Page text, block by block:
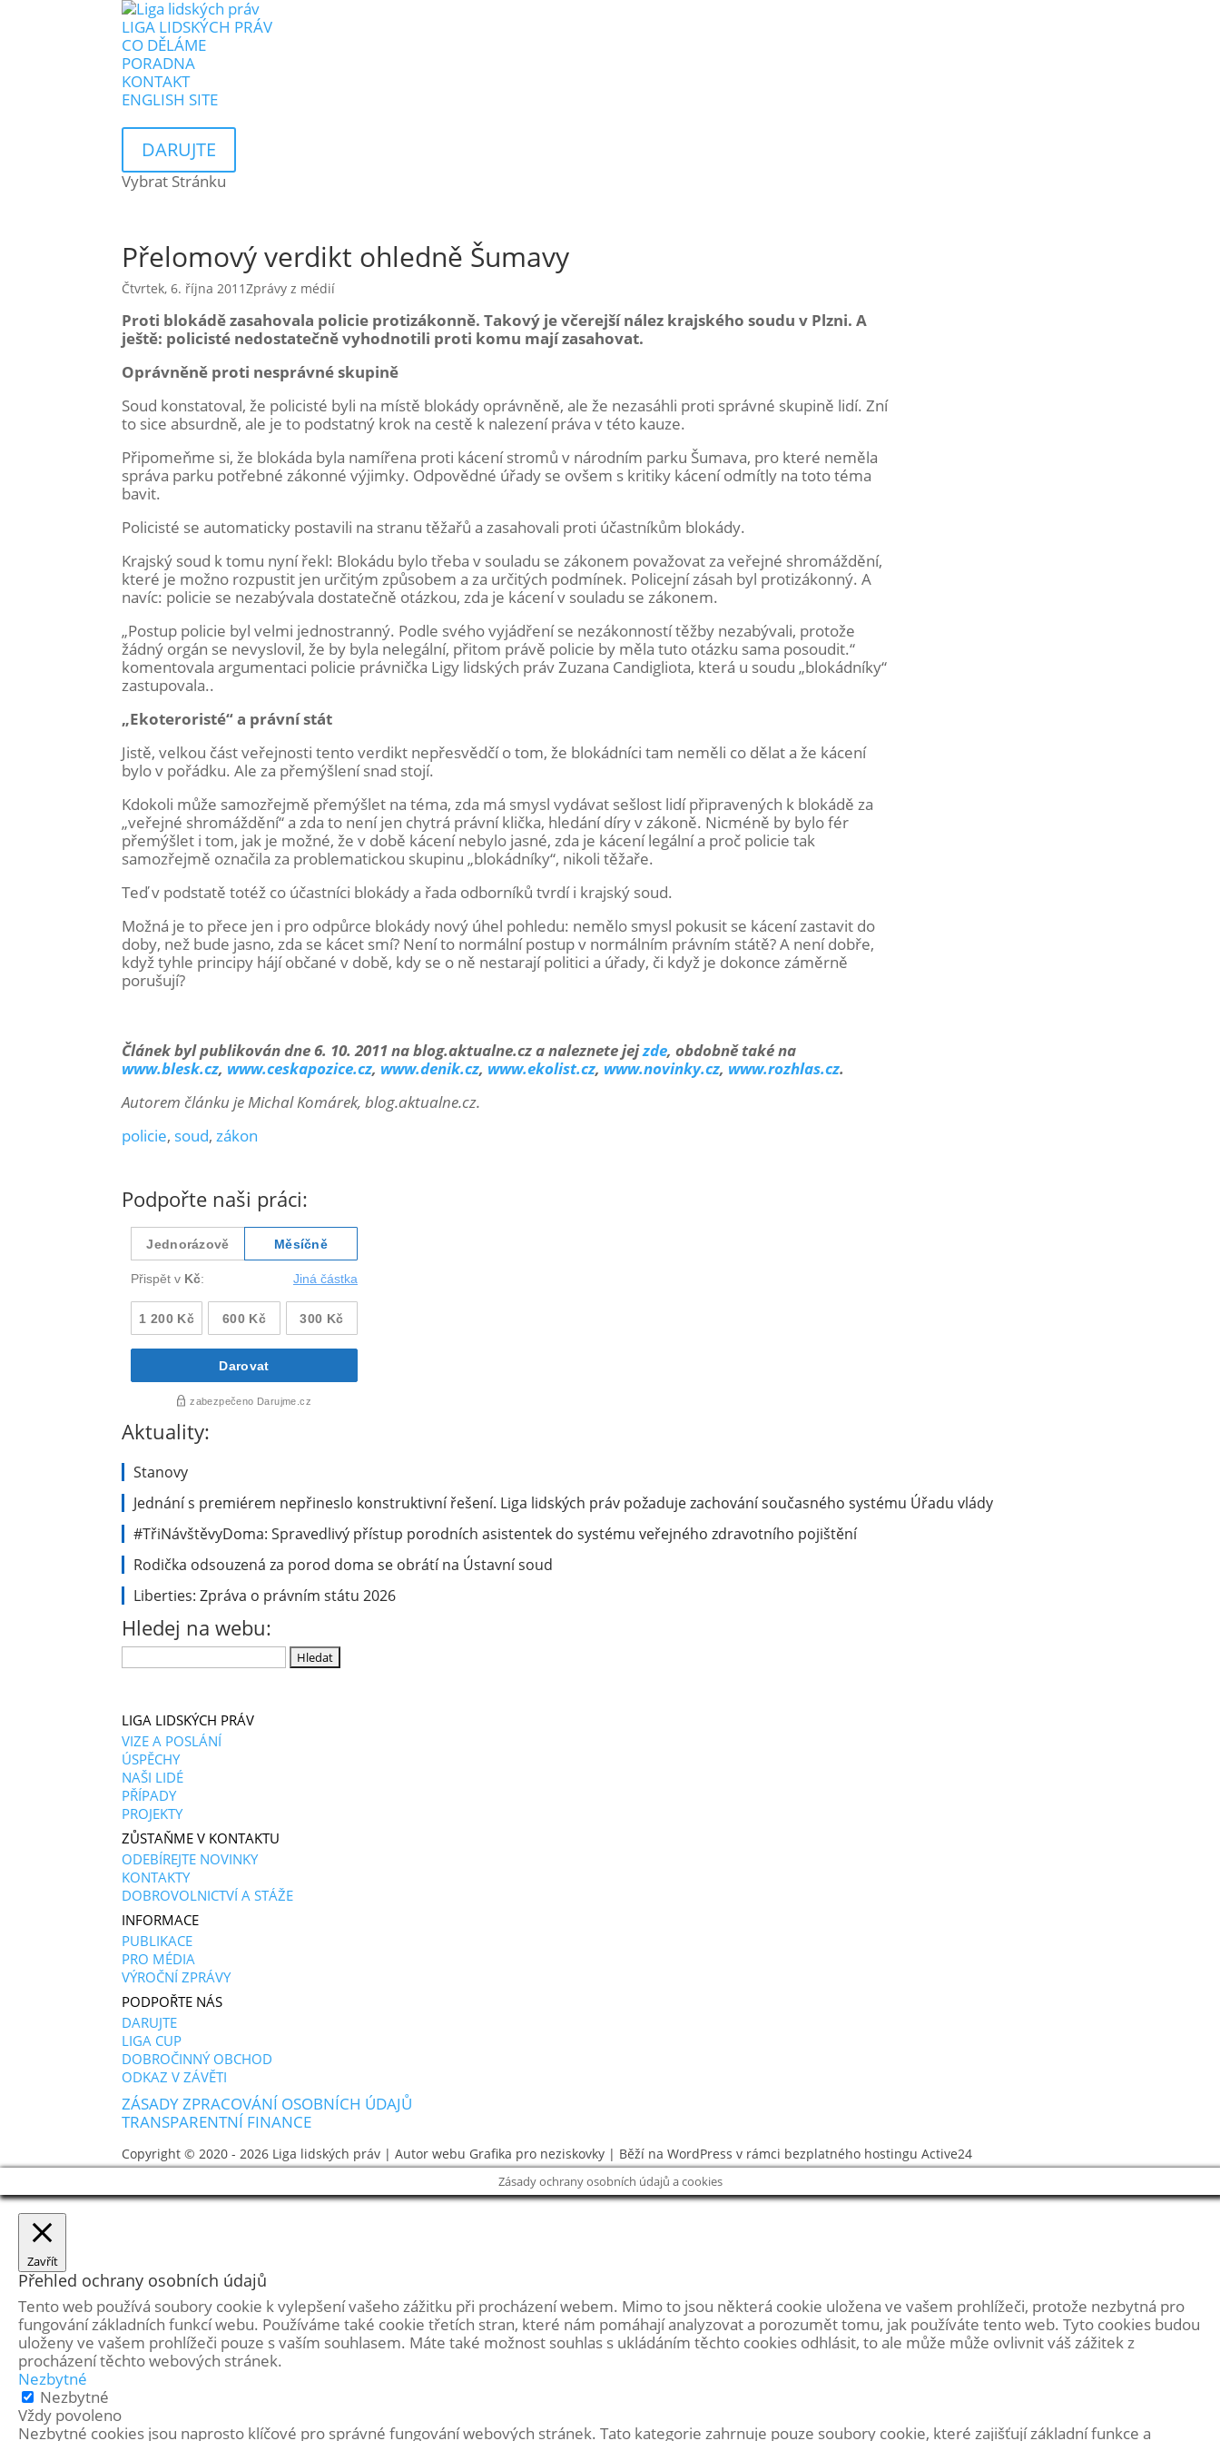
LIGA LIDSKÝCH PRÁV
CO DĚLÁME
PORADNA
KONTAKT
ENGLISH SITE
DARUJTE
Vybrat Stránku
Přelomový verdikt ohledně Šumavy
Čtvrtek, 6. října 2011Zprávy z médií
Proti blokádě zasahovala policie protizákonně. Takový je včerejší nález krajského soudu v Plzni. A
ještě: policisté nedostatečně vyhodnotili proti komu mají zasahovat.
Oprávněně proti nesprávné skupině
Soud konstatoval, že policisté byli na místě blokády oprávněně, ale že nezasáhli proti správné skupině lidí. Zní
to sice absurdně, ale je to podstatný krok na cestě k nalezení práva v této kauze.
Připomeňme si, že blokáda byla namířena proti kácení stromů v národním parku Šumava, pro které neměla
správa parku potřebné zákonné výjimky. Odpovědné úřady se ovšem s kritiky kácení odmítly na toto téma
bavit.
Policisté se automaticky postavili na stranu těžařů a zasahovali proti účastníkům blokády.
Krajský soud k tomu nyní řekl: Blokádu bylo třeba v souladu se zákonem považovat za veřejné shromáždění,
které je možno rozpustit jen určitým způsobem a za určitých podmínek. Policejní zásah byl protizákonný. A
navíc: policie se nezabývala dostatečně otázkou, zda je kácení v souladu se zákonem.
„Postup policie byl velmi jednostranný. Podle svého vyjádření se nezákonností těžby nezabývali, protože
žádný orgán se nevyslovil, že by byla nelegální, přitom právě policie by měla tuto otázku sama posoudit.“
komentovala argumentaci policie právnička Ligy lidských práv Zuzana Candigliota, která u soudu „blokádníky“
zastupovala..
„Ekoteroristé“ a právní stát
Jistě, velkou část veřejnosti tento verdikt nepřesvědčí o tom, že blokádníci tam neměli co dělat a že kácení
bylo v pořádku. Ale za přemýšlení snad stojí.
Kdokoli může samozřejmě přemýšlet na téma, zda má smysl vydávat sešlost lidí připravených k blokádě za
„veřejné shromáždění“ a zda to není jen chytrá právní klička, hledání díry v zákoně. Nicméně by bylo fér
přemýšlet i tom, jak je možné, že v době kácení nebylo jasné, zda je kácení legální a proč policie tak
samozřejmě označila za problematickou skupinu „blokádníky“, nikoli těžaře.
Teď v podstatě totéž co účastníci blokády a řada odborníků tvrdí i krajský soud.
Možná je to přece jen i pro odpůrce blokády nový úhel pohledu: nemělo smysl pokusit se kácení zastavit do
doby, než bude jasno, zda se kácet smí? Není to normální postup v normálním právním státě? A není dobře,
když tyhle principy hájí občané v době, kdy se o ně nestarají politici a úřady, či když je dokonce záměrně
porušují?
Článek byl publikován dne 6. 10. 2011 na blog.aktualne.cz a naleznete jejzde, obdobně také na
www.blesk.cz, www.ceskapozice.cz, www.denik.cz, www.ekolist.cz, www.novinky.cz, www.rozhlas.cz.
Autorem článku je Michal Komárek, blog.aktualne.cz.
policie, soud,zákon
Podpořte naši práci:
Aktuality:
Stanovy
Jednání s premiérem nepřineslo konstruktivní řešení. Liga lidských práv požaduje zachování současného systému Úřadu vlády
#TřiNávštěvyDoma: Spravedlivý přístup porodních asistentek do systému veřejného zdravotního pojištění
Rodička odsouzená za porod doma se obrátí na Ústavní soud
Liberties: Zpráva o právním státu 2026
Hledej na webu:
Vyhledávání
LIGA LIDSKÝCH PRÁV
VIZE A POSLÁNÍ
ÚSPĚCHY
NAŠI LIDÉ
PŘÍPADY
PROJEKTY
ZŮSTAŇME V KONTAKTU
ODEBÍREJTE NOVINKY
KONTAKTY
DOBROVOLNICTVÍ A STÁŽE
INFORMACE
PUBLIKACE
PRO MÉDIA
VÝROČNÍ ZPRÁVY
PODPOŘTE NÁS
DARUJTE
LIGA CUP
DOBROČINNÝ OBCHOD
ODKAZ V ZÁVĚTI
ZÁSADY ZPRACOVÁNÍ OSOBNÍCH ÚDAJŮ
TRANSPARENTNÍ FINANCE
Copyright © 2020 - 2026 Liga lidských práv | Autor webu Grafika pro neziskovky | Běží na WordPress v rámci bezplatného hostinguActive24
Zásady ochrany osobních údajů a cookies
Zavřít
Přehled ochrany osobních údajů
Tento web používá soubory cookie k vylepšení vašeho zážitku při procházení webem. Mimo to jsou některá cookie uložena ve vašem prohlížeči, protože nezbytná pro
fungování základních funkcí webu. Používáme také cookie třetích stran, které nám pomáhají analyzovat a porozumět tomu, jak používáte tento web. Tyto cookies budou
uloženy ve vašem prohlížeči pouze s vaším souhlasem. Máte také možnost souhlas s ukládáním těchto cookies odhlásit, to ale může může ovlivnit váš zážitek z
procházení těchto webových stránek.
Nezbytné
Nezbytné
Vždy povoleno
Nezbytné cookies jsou naprosto klíčové pro správné fungování webových stránek. Tato kategorie zahrnuje pouze soubory cookie, které zajišťují základní funkce a